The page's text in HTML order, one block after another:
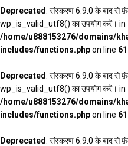
Deprecated: संस्करण 6.9.0 के बाद से
wp_is_valid_utf8() का उपयोग करें। in
/home/u888153276/domains/
includes/functions.phpon line
Deprecated: संस्करण 6.9.0 के बाद से
wp_is_valid_utf8() का उपयोग करें। in
/home/u888153276/domains/
includes/functions.phpon line
Deprecated: संस्करण 6.9.0 के बाद से